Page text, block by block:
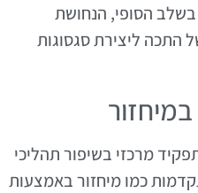
בשלב הסופי, הנחושת
התכה ליצירת סגסוגות
מרכזי בשיפור תהליכי
כמו מיחזור באמצעות